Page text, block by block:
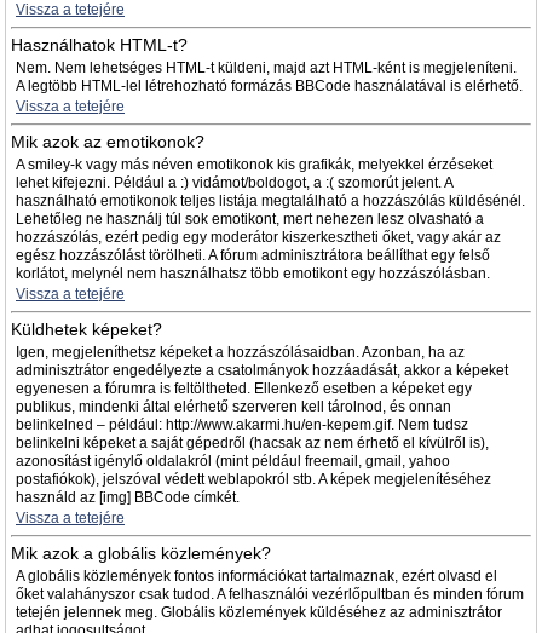
Vissza a tetejére
Használhatok HTML-t?
Nem. Nem lehetséges HTML-t küldeni, majd azt HTML-ként is megjeleníteni.
A legtöbb HTML-lel létrehozható formázás BBCode használatával is elérhető.
Vissza a tetejére
Mik azok az emotikonok?
A smiley-k vagy más néven emotikonok kis grafikák, melyekkel érzéseket
lehet kifejezni. Például a :) vidámot/boldogot, a :( szomorút jelent. A
használható emotikonok teljes listája megtalálható a hozzászólás küldésénél.
Lehetőleg ne használj túl sok emotikont, mert nehezen lesz olvasható a
hozzászólás, ezért pedig egy moderátor kiszerkesztheti őket, vagy akár az
egész hozzászólást törölheti. A fórum adminisztrátora beállíthat egy felső
korlátot, melynél nem használhatsz több emotikont egy hozzászólásban.
Vissza a tetejére
Küldhetek képeket?
Igen, megjeleníthetsz képeket a hozzászólásaidban. Azonban, ha az
adminisztrátor engedélyezte a csatolmányok hozzáadását, akkor a képeket
egyenesen a fórumra is feltöltheted. Ellenkező esetben a képeket egy
publikus, mindenki által elérhető szerveren kell tárolnod, és onnan
belinkelned – például: http://www.akarmi.hu/en-kepem.gif. Nem tudsz
belinkelni képeket a saját gépedről (hacsak az nem érhető el kívülről is),
azonosítást igénylő oldalakról (mint például freemail, gmail, yahoo
postafiókok), jelszóval védett weblapokról stb. A képek megjelenítéséhez
használd az [img] BBCode címkét.
Vissza a tetejére
Mik azok a globális közlemények?
A globális közlemények fontos információkat tartalmaznak, ezért olvasd el
őket valahányszor csak tudod. A felhasználói vezérlőpultban és minden fórum
tetején jelennek meg. Globális közlemények küldéséhez az adminisztrátor